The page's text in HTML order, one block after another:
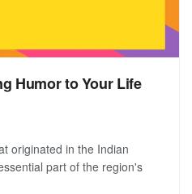
Humor to Your Life
originated in the Indian
part of the region's